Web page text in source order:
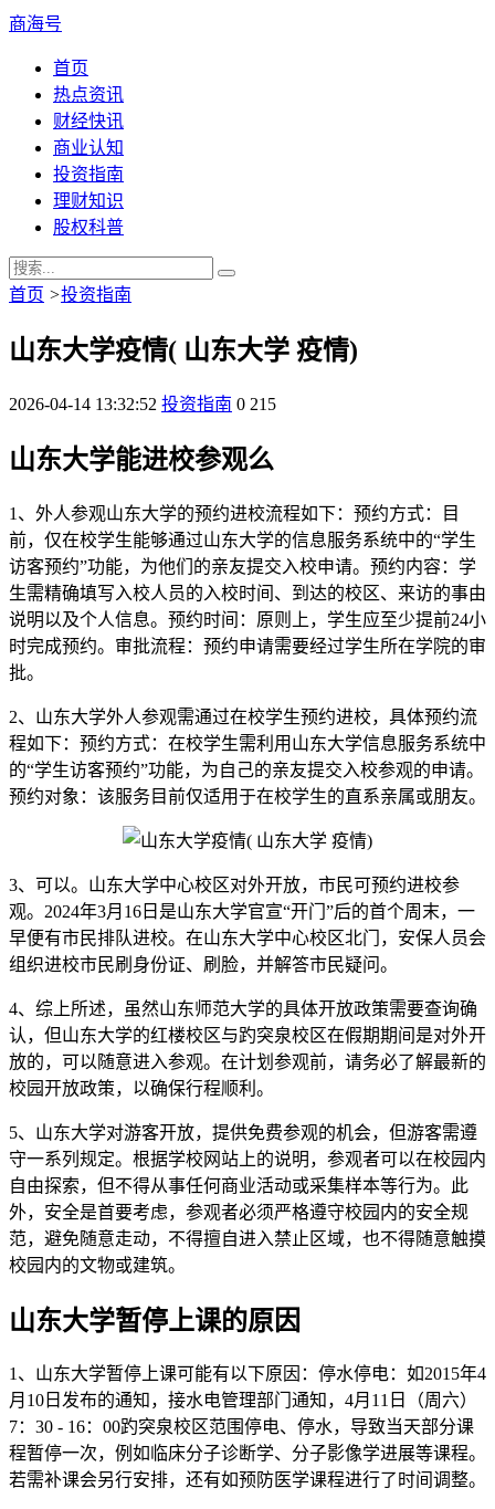
商海号
首页
热点资讯
财经快讯
商业认知
投资指南
理财知识
股权科普
首页 >投资指南
山东大学疫情( 山东大学 疫情)
2026-04-14 13:32:52 投资指南 0 215
山东大学能进校参观么
1、外人参观山东大学的预约进校流程如下：预约方式：目
前，仅在校学生能够通过山东大学的信息服务系统中的“学生
访客预约”功能，为他们的亲友提交入校申请。预约内容：学
生需精确填写入校人员的入校时间、到达的校区、来访的事由
说明以及个人信息。预约时间：原则上，学生应至少提前24小
时完成预约。审批流程：预约申请需要经过学生所在学院的审
批。
2、山东大学外人参观需通过在校学生预约进校，具体预约流
程如下：预约方式：在校学生需利用山东大学信息服务系统中
的“学生访客预约”功能，为自己的亲友提交入校参观的申请。
预约对象：该服务目前仅适用于在校学生的直系亲属或朋友。
3、可以。山东大学中心校区对外开放，市民可预约进校参
观。2024年3月16日是山东大学官宣“开门”后的首个周末，一
早便有市民排队进校。在山东大学中心校区北门，安保人员会
组织进校市民刷身份证、刷脸，并解答市民疑问。
4、综上所述，虽然山东师范大学的具体开放政策需要查询确
认，但山东大学的红楼校区与趵突泉校区在假期期间是对外开
放的，可以随意进入参观。在计划参观前，请务必了解最新的
校园开放政策，以确保行程顺利。
5、山东大学对游客开放，提供免费参观的机会，但游客需遵
守一系列规定。根据学校网站上的说明，参观者可以在校园内
自由探索，但不得从事任何商业活动或采集样本等行为。此
外，安全是首要考虑，参观者必须严格遵守校园内的安全规
范，避免随意走动，不得擅自进入禁止区域，也不得随意触摸
校园内的文物或建筑。
山东大学暂停上课的原因
1、山东大学暂停上课可能有以下原因：停水停电：如2015年4
月10日发布的通知，接水电管理部门通知，4月11日（周六）
7：30 - 16：00趵突泉校区范围停电、停水，导致当天部分课
程暂停一次，例如临床分子诊断学、分子影像学进展等课程。
若需补课会另行安排，还有如预防医学课程进行了时间调整。